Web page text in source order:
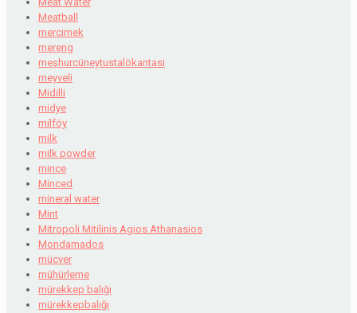
Meatball
mercimek
mereng
meşhurcüneytustalökantasi
meyveli
Midilli
midye
milföy
milk
milk powder
mince
Minced
mineral water
Mint
Mitropoli Mitilinis Agios Athanasios
Mondamados
mücver
mühürleme
mürekkep balığı
mürekkepbalığı